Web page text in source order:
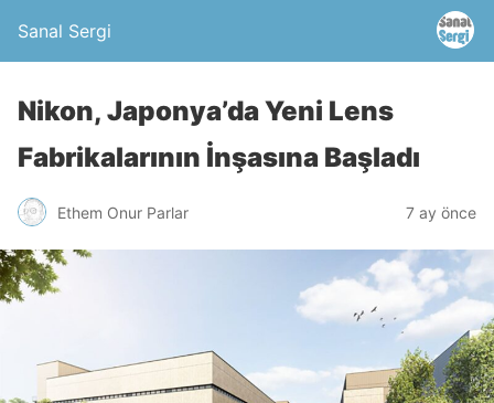
Sanal Sergi
Nikon, Japonya’da Yeni Lens
Fabrikalarının İnşasına Başladı
Ethem Onur Parlar 7 ay önce